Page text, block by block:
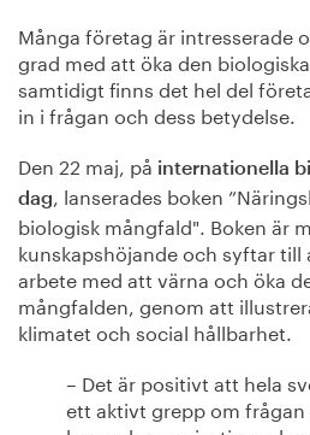
Många företag är intresserade
grad med att öka den
samtidigt finns det hel del
in i frågan och dess betydelse.
Den 22 maj, på internationella
dag, lanserades boken
biologisk mångfald". Boken är
kunskapshöjande och syftar
arbete med att värna och öka
mångfalden, genom att
klimatet och social hållbarhet.
– Det är positivt att hela
ett aktivt grepp om frågan